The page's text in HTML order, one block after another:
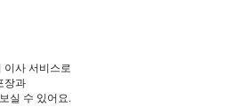
이사 서비스로
장과
실 수 있어요.